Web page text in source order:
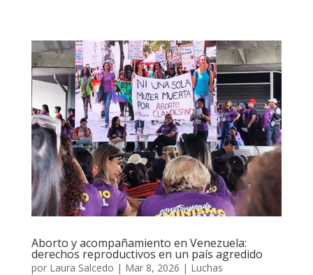
Aborto y acompañamiento en Venezuela:
derechos reproductivos en un país agredido
por Laura Salcedo | Mar 8, 2026 | Luchas